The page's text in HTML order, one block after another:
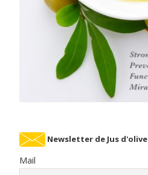
Newsletter de Jus d'olive
Mail